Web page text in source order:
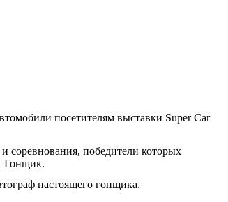
посетителям выставки Super Car
соревнования, победители которых
Гонщик.
настоящего гонщика.